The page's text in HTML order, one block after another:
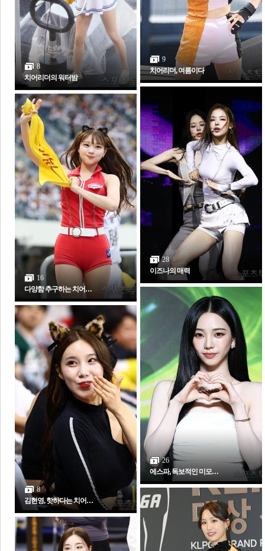
로그 즐겨찾기
많이 본 뉴스 최신 뉴스 연예
포토갤러리
8
치어리더의 워터밤
16
다양함 추구하는 치어…
8
김현영, 핫하다는 치어…
9
치어리더, 여름이다
28
이즈나의 매력
26
에스파, 독보적인 미모…